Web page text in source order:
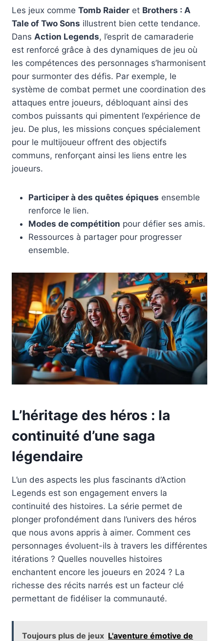
Les jeux comme Tomb Raider et Brothers : A
Tale of Two Sons illustrent bien cette tendance.
Dans Action Legends, l’esprit de camaraderie
est renforcé grâce à des dynamiques de jeu où
les compétences des personnages s’harmonisent
pour surmonter des défis. Par exemple, le
système de combat permet une coordination des
attaques entre joueurs, débloquant ainsi des
combos puissants qui pimentent l’expérience de
jeu. De plus, les missions conçues spécialement
pour le multijoueur offrent des objectifs
communs, renforçant ainsi les liens entre les
joueurs.
Participer à des quêtes épiques ensemble
renforce le lien.
Modes de compétition pour défier ses amis.
Ressources à partager pour progresser
ensemble.
L’héritage des héros : la
continuité d’une saga
légendaire
L’un des aspects les plus fascinants d’Action
Legends est son engagement envers la
continuité des histoires. La série permet de
plonger profondément dans l’univers des héros
que nous avons appris à aimer. Comment ces
personnages évoluent-ils à travers les différentes
itérations ? Quelles nouvelles histoires
enchantent encore les joueurs en 2024 ? La
richesse des récits narrés est un facteur clé
permettant de fidéliser la communauté.
Toujours plus de jeux L'aventure émotive de